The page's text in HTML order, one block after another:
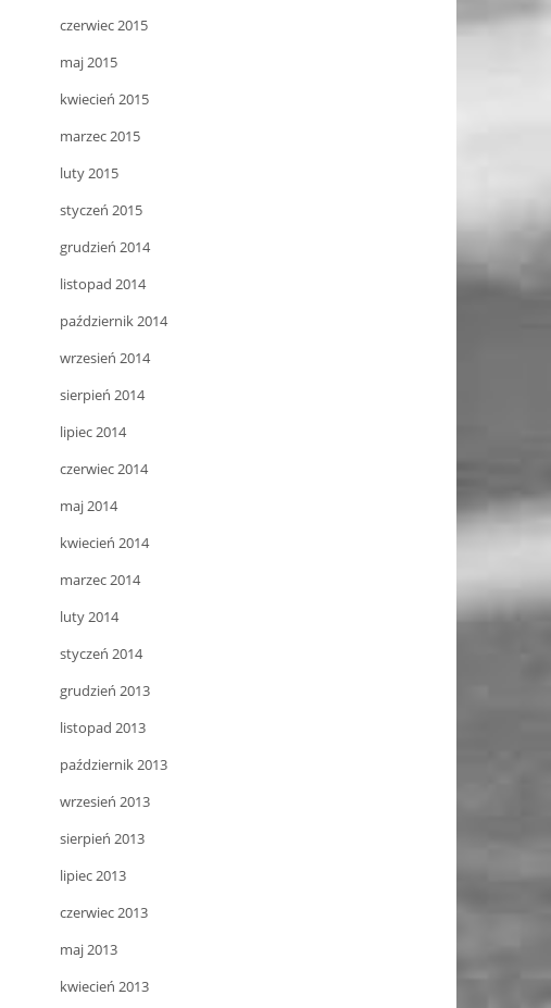
czerwiec 2015
maj 2015
kwiecień 2015
marzec 2015
luty 2015
styczeń 2015
grudzień 2014
listopad 2014
październik 2014
wrzesień 2014
sierpień 2014
lipiec 2014
czerwiec 2014
maj 2014
kwiecień 2014
marzec 2014
luty 2014
styczeń 2014
grudzień 2013
listopad 2013
październik 2013
wrzesień 2013
sierpień 2013
lipiec 2013
czerwiec 2013
maj 2013
kwiecień 2013